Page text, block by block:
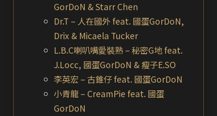
GorDoN & Starr Chen
Dr.T – 人在國外 feat. 國蛋GorDoN,
Drix & Micaela Tucker
L.B.C喇叭嘴愛裝熟 – 秘密G地 feat.
J.Locc, 國蛋GorDoN & 瘦子E.SO
李英宏 – 古錐仔 feat. 國蛋GorDoN
小青龍 – CreamPie feat. 國蛋
GorDoN